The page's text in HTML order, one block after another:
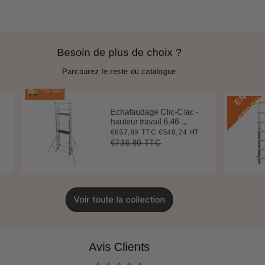
Besoin de plus de choix ?
Parcourez le reste du catalogue
FIN MAI
Echafaudage Clic-Clac -
hauteur travail 6.46 ...
Prix
réduit
€657,89 TTC €657,89
€548,24 HT
Prix
€736,80 TTC€736,80
E
N
S
T
O
C
K
Voir toute la collection
Avis Clients